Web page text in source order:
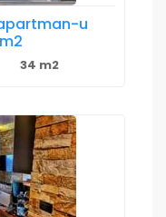
u
34 m2